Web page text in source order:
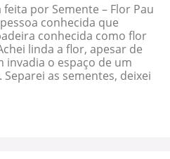
por Semente – Flor Pau
conhecida que
conhecida como flor
linda a flor, apesar de
invadia o espaço de um
as sementes, deixei